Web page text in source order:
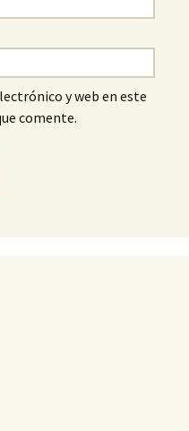
y web en este
comente.